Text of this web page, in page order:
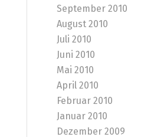
September 2010
August 2010
Juli 2010
Juni 2010
Mai 2010
April 2010
Februar 2010
Januar 2010
Dezember 2009